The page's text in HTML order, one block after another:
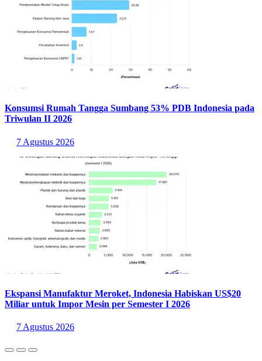
Konsumsi Rumah Tangga Sumbang 53% PDB Indonesia pada
Triwulan II 2026
7 Agustus 2026
Ekspansi Manufaktur Meroket, Indonesia Habiskan US$20
Miliar untuk Impor Mesin per Semester I 2026
7 Agustus 2026